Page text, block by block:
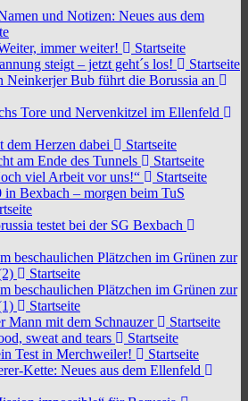
und Notizen: Neues aus dem
immer weiter!
Startseite
steigt – jetzt geht´s los!
Startseite
Neinkerjer Bub führt die Borussia an
Tore und Nervenkitzel im Ellenfeld
dem Herzen dabei
Startseite
am Ende des Tunnels
Startseite
viel Arbeit vor uns!“
Startseite
in Bexbach – morgen beim TuS
testet bei der SG Bexbach
beschaulichen Plätzchen im Grünen zur
Startseite
beschaulichen Plätzchen im Grünen zur
Startseite
Mann mit dem Schnauzer
Startseite
sweat and tears
Startseite
Test in Merchweiler!
Startseite
Kette: Neues aus dem Ellenfeld